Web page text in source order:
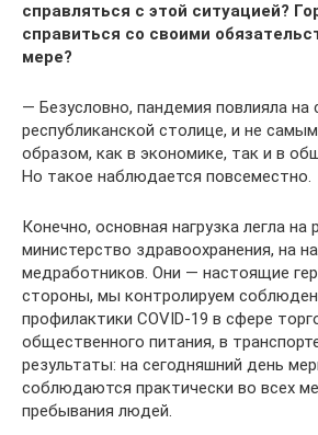
справляться с этой ситуацией?
справиться со своими
мере?
— Безусловно, пандемия повлияла на
республиканской столице, и не
образом, как в экономике, так и в
Но такое наблюдается повсеместно.
Конечно, основная нагрузка легла на
министерство здравоохранения, на
медработников. Они — настоящие
стороны, мы контролируем
профилактики COVID-19 в сфере
общественного питания, в
результаты: на сегодняшний день
соблюдаются практически во всех
пребывания людей.